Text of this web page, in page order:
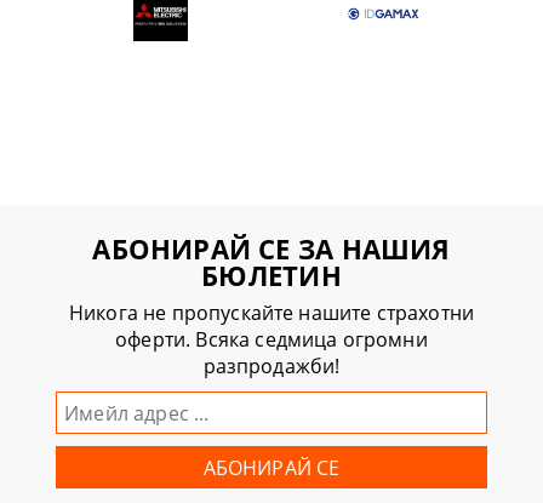
АБОНИРАЙ СЕ ЗА НАШИЯ
БЮЛЕТИН
Никога не пропускайте нашите страхотни
оферти. Всяка седмица огромни
разпродажби!